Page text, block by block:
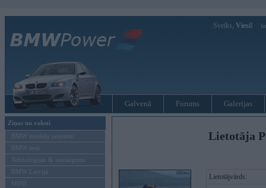
Sveiks, Viesi!
Galvenā Forums Galerijas
Ziņas un raksti
BMW modeļu jaunumi
BMW testi
Tehnoloģijas & sasniegumi
BMW Latvijā
MINI
Lietotāja
Lietotājvārds: